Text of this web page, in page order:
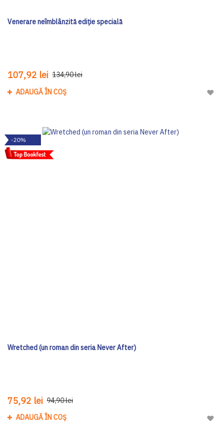
Venerare neîmblânzită ediţie specială
107,92 lei 134,90 lei
ADAUGĂ ÎN COȘ
-20%
Wretched (un roman din seria Never After)
75,92 lei 94,90 lei
ADAUGĂ ÎN COȘ